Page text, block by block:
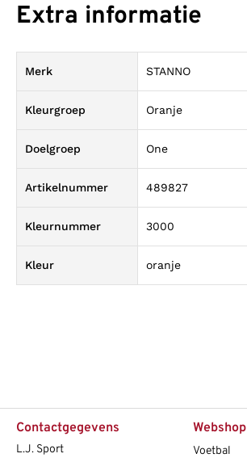
Extra informatie
Merk STANNO
Kleurgroep Oranje
Doelgroep One
Artikelnummer 489827
Kleurnummer 3000
Kleur oranje
Contactgegevens
L.J. Sport
Webshop
Voetbal